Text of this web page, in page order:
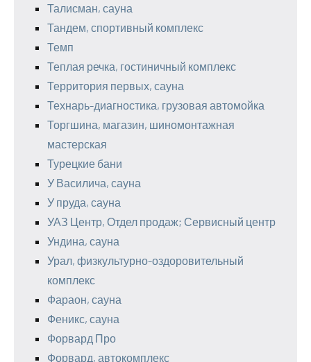
Талисман, сауна
Тандем, спортивный комплекс
Темп
Теплая речка, гостиничный комплекс
Территория первых, сауна
Технарь-диагностика, грузовая автомойка
Торгшина, магазин, шиномонтажная
мастерская
Турецкие бани
У Василича, сауна
У пруда, сауна
УАЗ Центр, Отдел продаж; Сервисный центр
Ундина, сауна
Урал, физкультурно-оздоровительный
комплекс
Фараон, сауна
Феникс, сауна
Форвард Про
Форвард, автокомплекс